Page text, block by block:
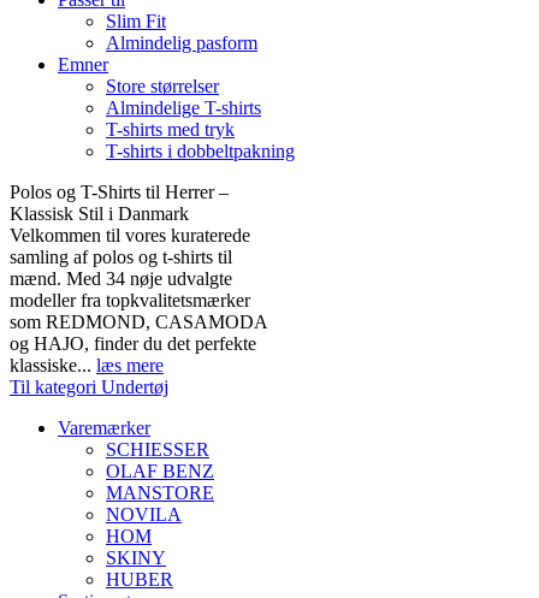
Slim Fit
Almindelig pasform
Emner
Store størrelser
Almindelige T-shirts
T-shirts med tryk
T-shirts i dobbeltpakning
Polos og T-Shirts til Herrer –
Klassisk Stil i Danmark
Velkommen til vores kuraterede
samling af polos og t-shirts til
mænd. Med 34 nøje udvalgte
modeller fra topkvalitetsmærker
som REDMOND, CASAMODA
og HAJO, finder du det perfekte
klassiske... læs mere
Til kategori Undertøj
Varemærker
SCHIESSER
OLAF BENZ
MANSTORE
NOVILA
HOM
SKINY
HUBER